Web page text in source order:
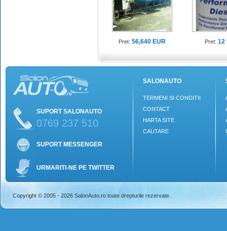
Pret: 56,640 EUR Pret: 12
SUPORT SALONAUTO
0769 237 510
SUPORT MESSENGER
URMARITI-NE PE TWITTER
SALONAUTO
TERMENI SI CONDITII
CONTACT
HARTA SITE
CAUTARE
Copyright © 2005 - 2026 SalonAuto.ro toate drepturile rezervate.